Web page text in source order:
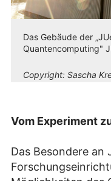
Das Gebäude der
Quantencomputing"
Copyright: Sascha
Vom Experiment
Das Besondere an